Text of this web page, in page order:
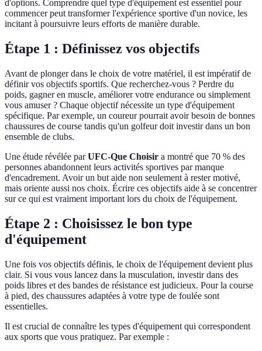
d'options. Comprendre quel type d'équipement est essentiel pour
commencer peut transformer l'expérience sportive d'un novice, les
incitant à poursuivre leurs efforts de manière durable.
Étape 1 : Définissez vos objectifs
Avant de plonger dans le choix de votre matériel, il est impératif de
définir vos objectifs sportifs. Que recherchez-vous ? Perdre du
poids, gagner en muscle, améliorer votre endurance ou simplement
vous amuser ? Chaque objectif nécessite un type d'équipement
spécifique. Par exemple, un coureur pourrait avoir besoin de bonnes
chaussures de course tandis qu'un golfeur doit investir dans un bon
ensemble de clubs.
Une étude révélée parUFC-Que Choisir a montré que 70 % des
personnes abandonnent leurs activités sportives par manque
d'encadrement. Avoir un but aide non seulement à rester motivé,
mais oriente aussi nos choix. Écrire ces objectifs aide à se concentrer
sur ce qui est vraiment important lors du choix de l'équipement.
Étape 2 : Choisissez le bon type
d'équipement
Une fois vos objectifs définis, le choix de l'équipement devient plus
clair. Si vous vous lancez dans la musculation, investir dans des
poids libres et des bandes de résistance est judicieux. Pour la course
à pied, des chaussures adaptées à votre type de foulée sont
essentielles.
Il est crucial de connaître les types d'équipement qui correspondent
aux sports que vous pratiquez. Par exemple :